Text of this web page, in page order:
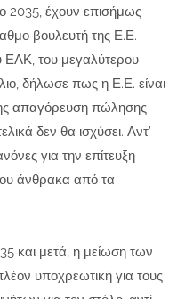
2035, έχουν επισήμως
βουλευτή της Ε.Ε.
του μεγαλύτερου
δήλωσε πως η Ε.Ε. είναι
απαγόρευση πώλησης
δεν θα ισχύσει. Αντ’
για την επίτευξη
άνθρακα από τα
και μετά, η μείωση των
υποχρεωτική για τους